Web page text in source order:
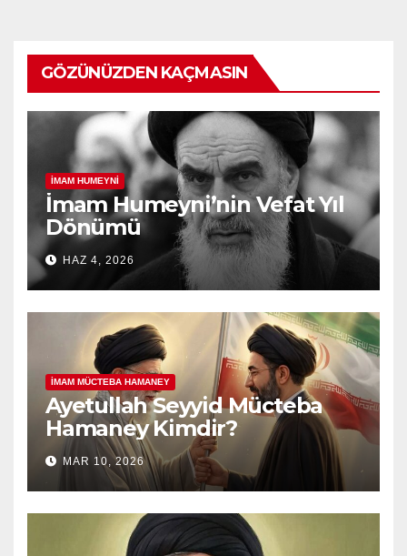
GÖZÜNÜZDEN KAÇMASIN
İMAM HUMEYNI
İmam Humeyni’nin Vefat Yıl
Dönümü
HAZ 4, 2026
İMAM MÜCTEBA HAMANEY
Ayetullah Seyyid Mücteba
Hamaney Kimdir?
MAR 10, 2026